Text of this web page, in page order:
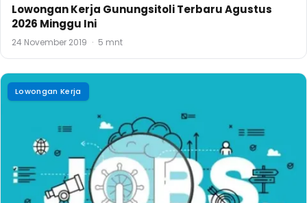
Lowongan Kerja Gunungsitoli Terbaru Agustus
2026 Minggu Ini
24 November 2019 · 5 mnt
Lowongan Kerja